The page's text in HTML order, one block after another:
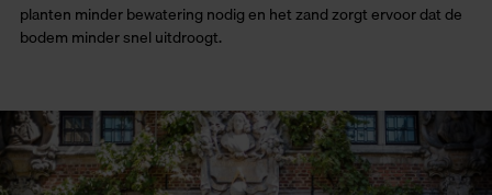
planten minder bewatering nodig en het zand zorgt ervoor dat de
bodem minder snel uitdroogt.